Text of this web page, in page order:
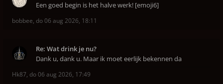
Een goed begin is het halve werk! [emoji6]
bobbee, do 06 aug 2026, 18:11
Re: Wat drink je nu?
Dank u, dank u. Maar ik moet eerlijk bekennen da
Hk87, do 06 aug 2026, 17:49